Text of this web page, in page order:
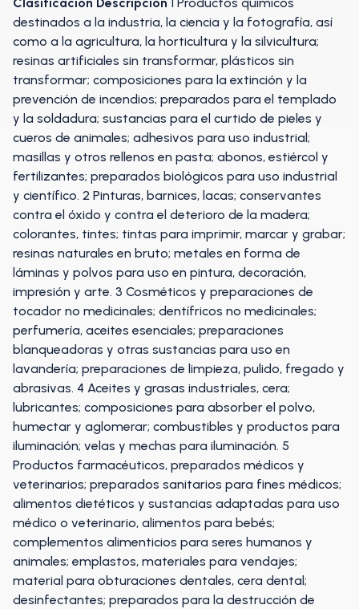
destinados a la industria, la ciencia y la fotografía, así
como a la agricultura, la horticultura y la silvicultura;
resinas artificiales sin transformar, plásticos sin
transformar; composiciones para la extinción y la
prevención de incendios; preparados para el templado
y la soldadura; sustancias para el curtido de pieles y
cueros de animales; adhesivos para uso industrial;
masillas y otros rellenos en pasta; abonos, estiércol y
fertilizantes; preparados biológicos para uso industrial
y científico. 2 Pinturas, barnices, lacas; conservantes
contra el óxido y contra el deterioro de la madera;
colorantes, tintes; tintas para imprimir, marcar y grabar;
resinas naturales en bruto; metales en forma de
láminas y polvos para uso en pintura, decoración,
impresión y arte. 3 Cosméticos y preparaciones de
tocador no medicinales; dentífricos no medicinales;
perfumería, aceites esenciales; preparaciones
blanqueadoras y otras sustancias para uso en
lavandería; preparaciones de limpieza, pulido, fregado y
abrasivas. 4 Aceites y grasas industriales, cera;
lubricantes; composiciones para absorber el polvo,
humectar y aglomerar; combustibles y productos para
iluminación; velas y mechas para iluminación. 5
Productos farmacéuticos, preparados médicos y
veterinarios; preparados sanitarios para fines médicos;
alimentos dietéticos y sustancias adaptadas para uso
médico o veterinario, alimentos para bebés;
complementos alimenticios para seres humanos y
animales; emplastos, materiales para vendajes;
material para obturaciones dentales, cera dental;
desinfectantes; preparados para la destrucción de